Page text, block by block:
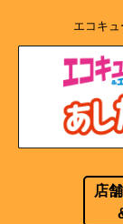
エコキ
店